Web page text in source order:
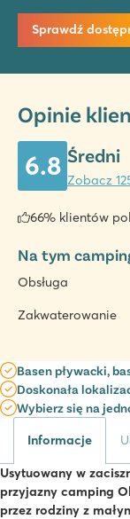
Sprawdź
Opinie
6.8 Średni
Zobacz
66% klientów
Na tym
Obsługa
Zakwaterowanie
Basen pływacki,
Doskonała
Wybierz się na
Informacje
Usytuowany w
przyjazny camping
przez rodziny z